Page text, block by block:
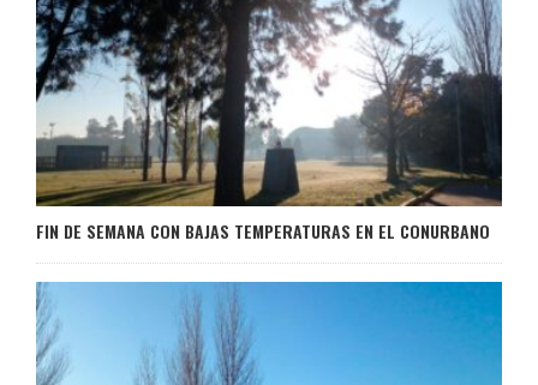
FIN DE SEMANA CON BAJAS TEMPERATURAS EN EL CONURBANO